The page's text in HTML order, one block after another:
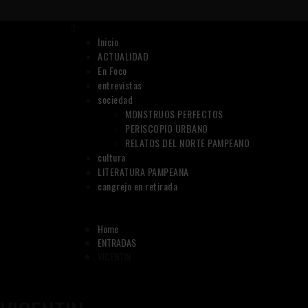
Inicio
ACTUALIDAD
En Foco
entrevistas
sociedad
MONSTRUOS PERFECTOS
PERISCOPIO URBANO
RELATOS DEL NORTE PAMPEANO
cultura
LITERATURA PAMPEANA
cangrejo en retirada
Home
ENTRADAS